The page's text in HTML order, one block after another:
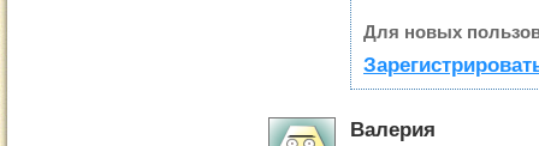
Для новых
Валерия